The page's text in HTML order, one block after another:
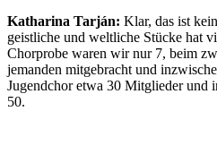
Katharina Tarján: Klar, das ist
geistliche und weltliche Stücke hat
Chorprobe waren wir nur 7, beim
jemanden mitgebracht und
Jugendchor etwa 30 Mitglieder und
50.